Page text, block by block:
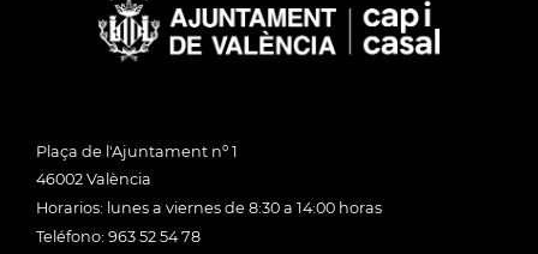
Plaça de l'Ajuntament nº 1
46002 València
Horarios: lunes a viernes de 8:30 a 14:00 horas
Teléfono: 963 52 54 78